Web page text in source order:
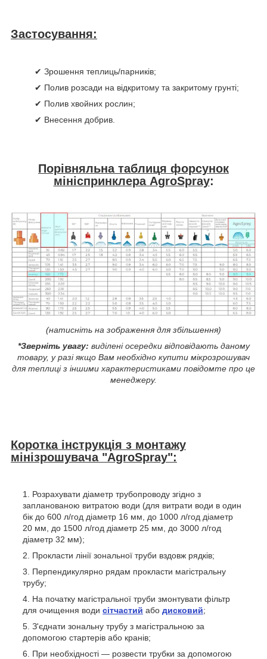
Застосування:
✔ Зрошення теплиць/парників;
✔ Полив розсади на відкритому та закритому грунті;
✔ Полив хвойних рослин;
✔ Внесення добрив.
Порівняльна таблиця форсунок
мініспринклера AgroSpray:
(натисніть на зображення для збільшення)
*Зверніть увагу: виділені осередки відповідають даному
товару, у разі якщо Вам необхідно купити мікрозрошувач
для теплиці з іншими характеристиками повідомте про це
менеджеру.
Коротка інструкція з монтажу
мінізрошувача "AgroSpray":
Розрахувати діаметр трубопроводу згідно з
запланованою витратою води (для витрати води в один
бік до 600 л/год діаметр 16 мм, до 1000 л/год діаметр
20 мм, до 1500 л/год діаметр 25 мм, до 3000 л/год
діаметр 32 мм);
Прокласти лінії зональної труби вздовж рядків;
Перпендикулярно рядам прокласти магістральну
трубу;
На початку магістральної труби змонтувати фільтр
для очищення води сітчастий або дисковий;
З'єднати зональну трубу з магістральною за
допомогою стартерів або кранів;
При необхідності — розвести трубки за допомогою